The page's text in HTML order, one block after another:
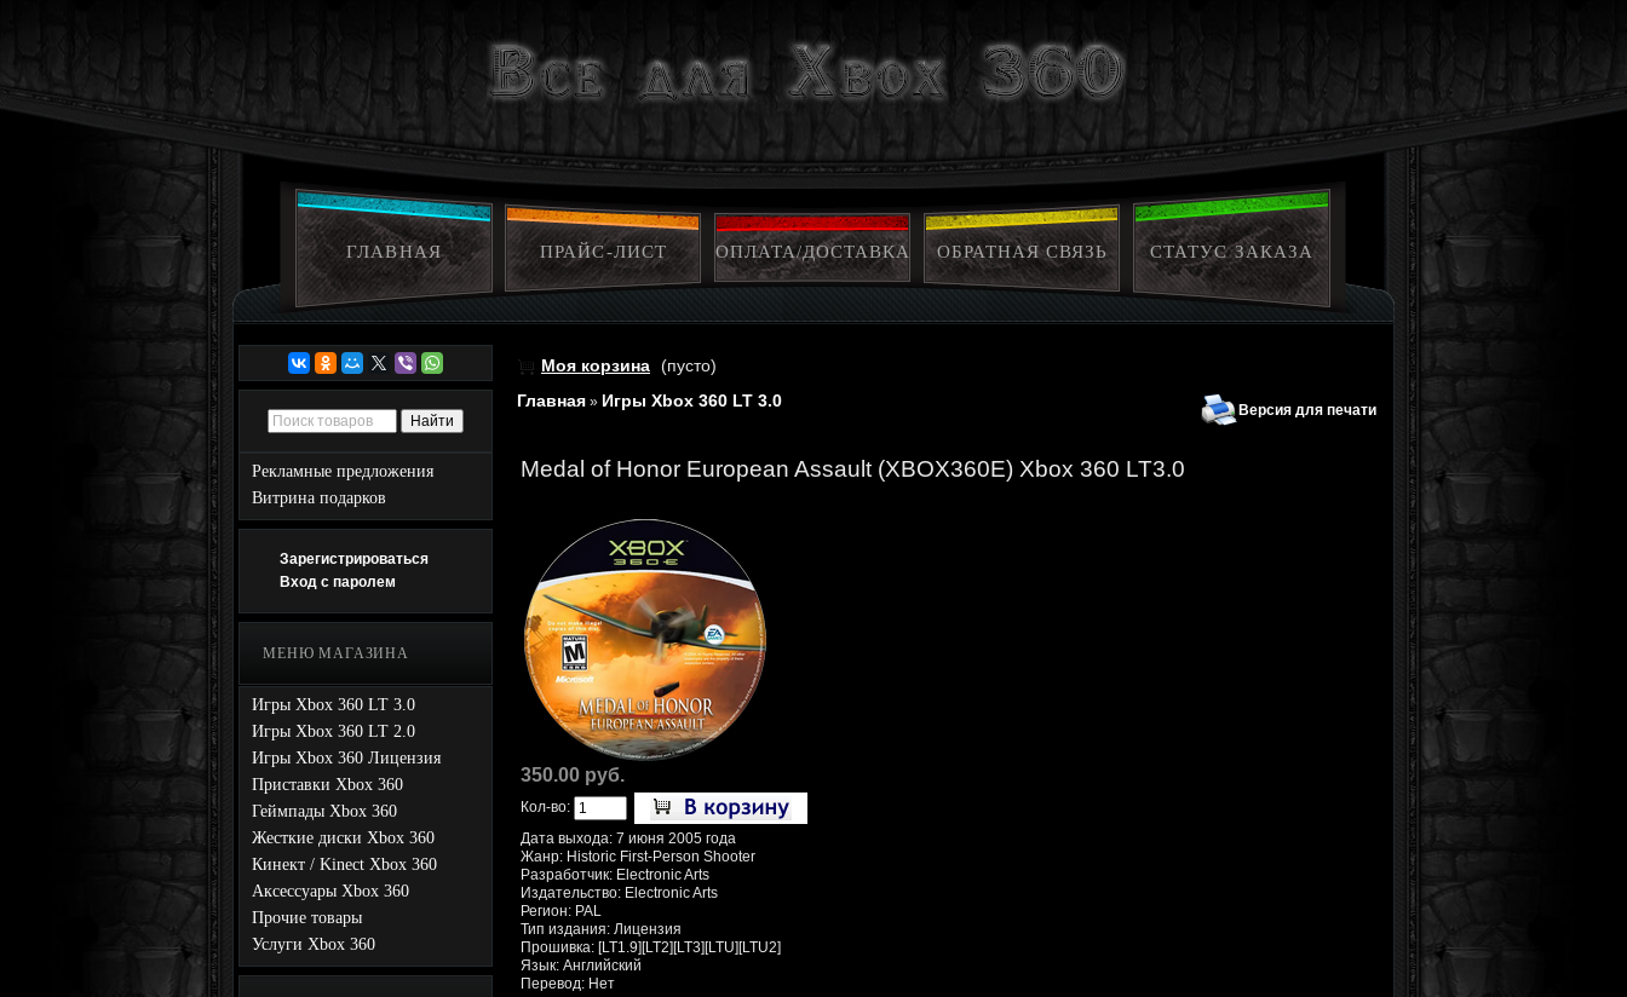
ГЛАВНАЯ ПРАЙС-ЛИСТ ОПЛАТА/ДОСТАВКА ОБРАТНАЯ СВЯЗЬ СТАТУС ЗАКАЗА
Рекламные предложения
Витрина подарков
Зарегистрироваться
Вход с паролем
МЕНЮ МАГАЗИНА
Игры Xbox 360 LT 3.0
Игры Xbox 360 LT 2.0
Игры Xbox 360 Лицензия
Приставки Xbox 360
Геймпады Xbox 360
Жесткие диски Xbox 360
Кинект / Kinect Xbox 360
Аксессуары Xbox 360
Прочие товары
Услуги Xbox 360
Моя корзина (пусто)
Главная » Игры Xbox 360 LT 3.0 Версия для печати
Medal of Honor European Assault (XBOX360E) Xbox 360 LT3.0
350.00 руб.
Кол-во:
Дата выхода: 7 июня 2005 года
Жанр: Historic First-Person Shooter
Разработчик: Electronic Arts
Издательство: Electronic Arts
Регион: PAL
Тип издания: Лицензия
Прошивка: [LT1.9][LT2][LT3][LTU][LTU2]
Язык: Английский
Перевод: Нет